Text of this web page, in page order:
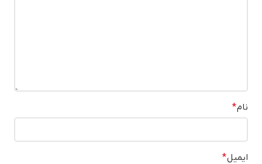
نام*
ایمیل*